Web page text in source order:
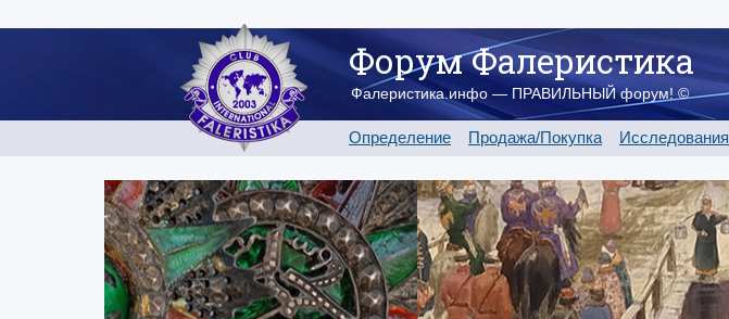
Форум Фалеристика
Фалеристика.инфо — ПРАВИЛЬНЫЙ форум! ©
Определение Продажа/Покупка Исследования